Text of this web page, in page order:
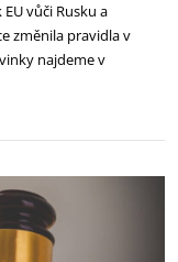
vůči Rusku a
změnila pravidla v
najdeme v